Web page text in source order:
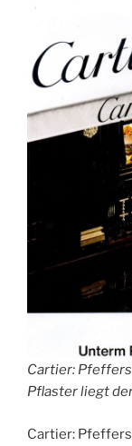
Cartier:
Pflaster liegt
Cartier: